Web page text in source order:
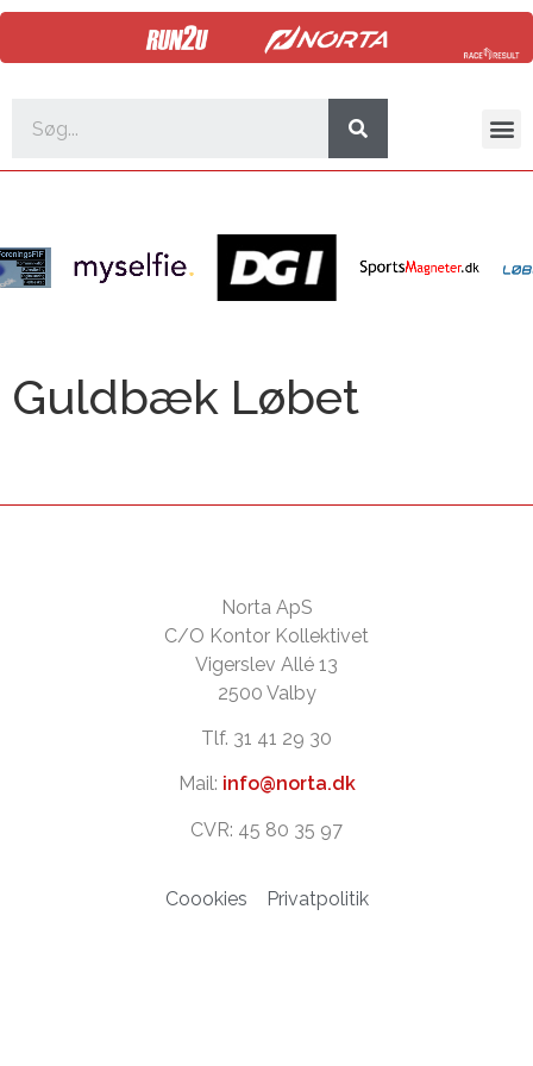
Guldbæk Løbet
Norta ApS
C/O Kontor Kollektivet
Vigerslev Allé 13
2500 Valby
Tlf. 31 41 29 30
Mail: info@norta.dk
CVR: 45 80 35 97
Coookies Privatpolitik